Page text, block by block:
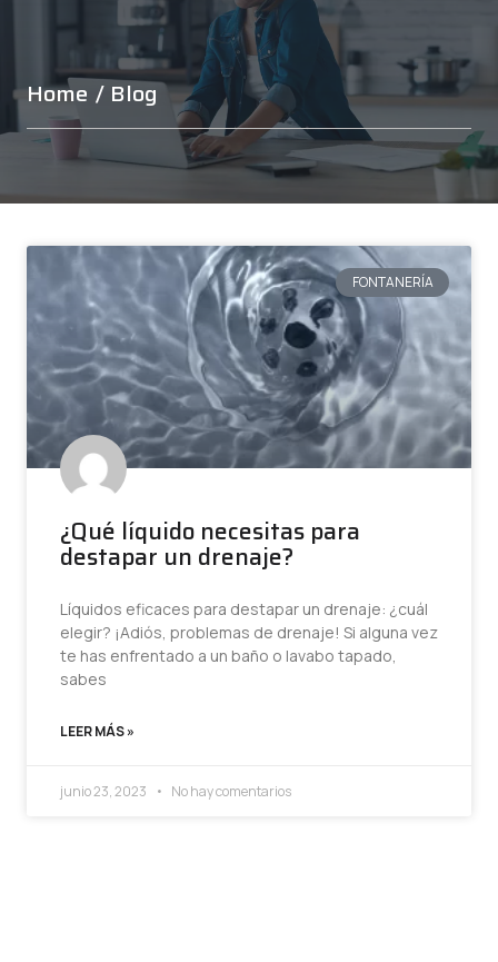
Home / Blog
FONTANERÍA
¿Qué líquido necesitas para
destapar un drenaje?
Líquidos eficaces para destapar un drenaje: ¿cuál
elegir? ¡Adiós, problemas de drenaje! Si alguna vez
te has enfrentado a un baño o lavabo tapado,
sabes
LEER MÁS »
junio 23, 2023 No hay comentarios